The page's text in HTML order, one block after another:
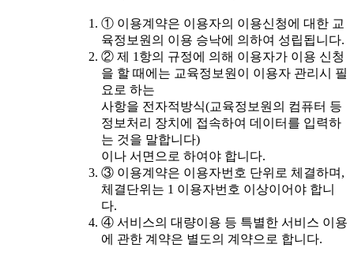
① 이용계약은 이용자의 이용신청에 대한 교
육정보원의 이용 승낙에 의하여 성립됩니다.
② 제 1항의 규정에 의해 이용자가 이용 신청
을 할 때에는 교육정보원이 이용자 관리시 필
요로 하는
사항을 전자적방식(교육정보원의 컴퓨터 등
정보처리 장치에 접속하여 데이터를 입력하
는 것을 말합니다)
이나 서면으로 하여야 합니다.
③ 이용계약은 이용자번호 단위로 체결하며,
체결단위는 1 이용자번호 이상이어야 합니
다.
④ 서비스의 대량이용 등 특별한 서비스 이용
에 관한 계약은 별도의 계약으로 합니다.